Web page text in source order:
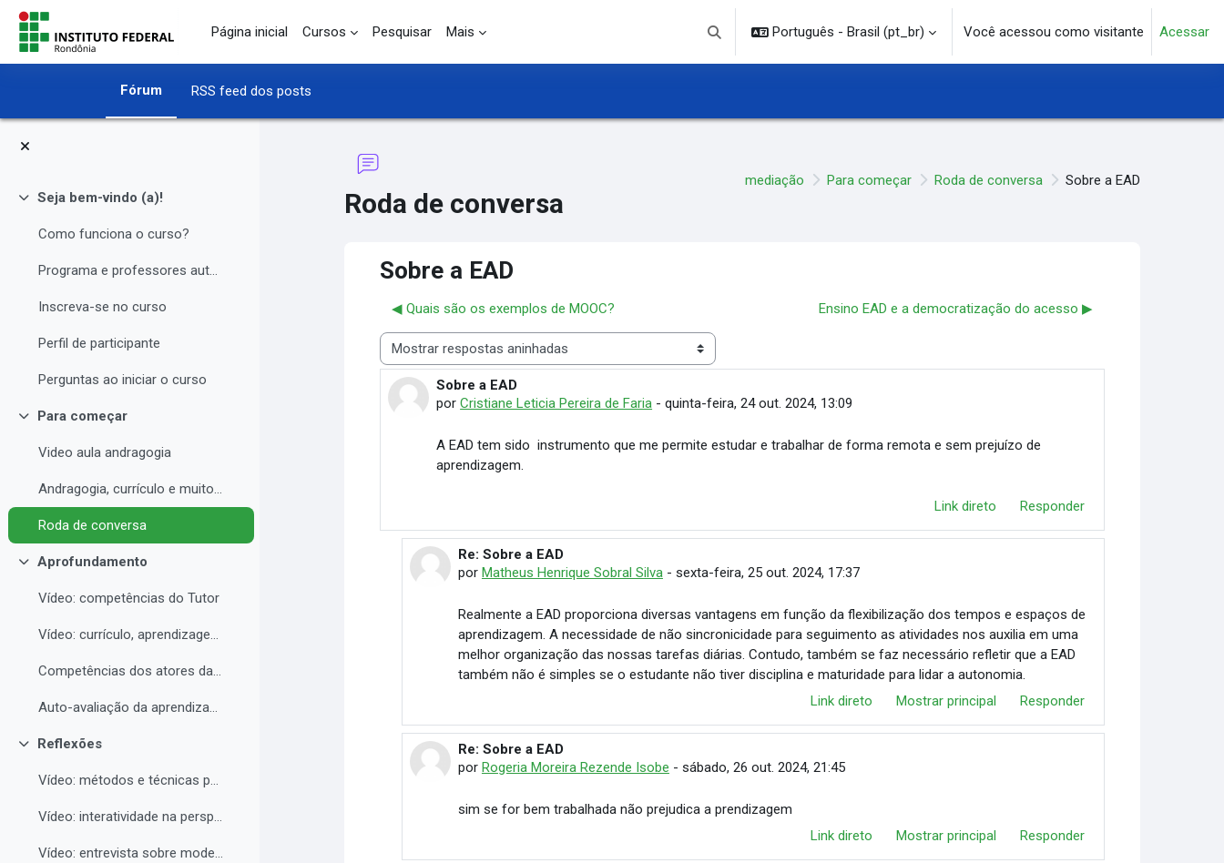
Ir para o conteúdo principal
Página inicial
Cursos Pesquisar Mais
Alternar entrada de pesquisa
Português - Brasil ‎(pt_br)‎ Você acessou como visitante Acessar
Fórum RSS feed dos posts
Contrair
Seja bem-vindo (a)!
Como funciona o curso?
Programa e professores autores
Inscreva-se no curso
Perfil de participante
Perguntas ao iniciar o curso
Contrair
Para começar
Video aula andragogia
Andragogia, currículo e muito mais
Roda de conversa
Contrair
Aprofundamento
Vídeo: competências do Tutor
Vídeo: currículo, aprendizagem e docência para EAD
Competências dos atores da educação a distância professor, tutor e aluno
Auto-avaliação da aprendizagem
Contrair
Reflexões
Vídeo: métodos e técnicas para EAD
Vídeo: interatividade na perspectiva de Vigotski
Vídeo: entrevista sobre modelos de tutoria e modelos de cursos a distância
Roda de conversa
mediação Para começar Roda de conversa Sobre a EAD
Sobre a EAD
◀︎ Quais são os exemplos de MOOC? Ensino EAD e a democratização do acesso ▶︎
Modo de visualização
Sobre a EAD
porCristiane Leticia Pereira de Faria -quinta-feira, 24 out. 2024, 13:09
Número de respostas: 11
A EAD tem sido instrumento que me permite estudar e trabalhar de forma remota e sem prejuízo de
aprendizagem.
Link direto Responder
Em resposta à Cristiane Leticia Pereira de Faria
Re: Sobre a EAD
por Matheus Henrique Sobral Silva- sexta-feira, 25 out. 2024, 17:37
Realmente a EAD proporciona diversas vantagens em função da flexibilização dos tempos e espaços de
aprendizagem. A necessidade de não sincronicidade para seguimento as atividades nos auxilia em uma
melhor organização das nossas tarefas diárias. Contudo, também se faz necessário refletir que a EAD
também não é simples se o estudante não tiver disciplina e maturidade para lidar a autonomia.
Link direto
Mostrar principal Responder
Em resposta à Cristiane Leticia Pereira de Faria
Re: Sobre a EAD
por Rogeria Moreira Rezende Isobe - sábado, 26 out. 2024, 21:45
sim se for bem trabalhada não prejudica a prendizagem
Link direto
Mostrar principal Responder